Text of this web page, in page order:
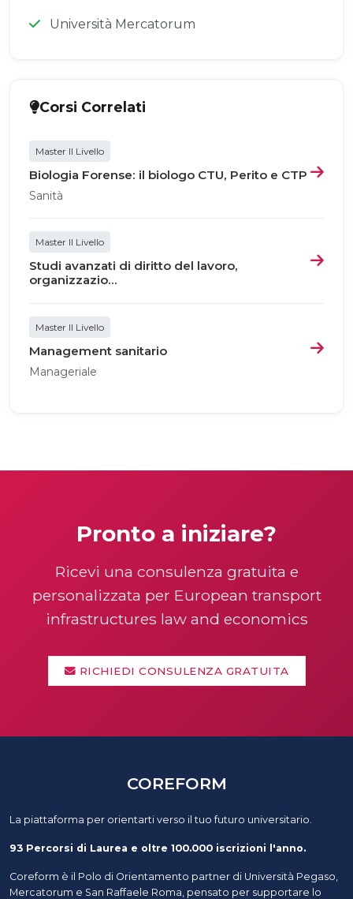
Università Mercatorum
Corsi Correlati
Master II Livello
Biologia Forense: il biologo CTU, Perito e CTP
Sanità
Master II Livello
Studi avanzati di diritto del lavoro,
organizzazio...
Master II Livello
Management sanitario
Manageriale
Pronto a iniziare?
Ricevi una consulenza gratuita e
personalizzata per European transport
infrastructures law and economics
RICHIEDI CONSULENZA GRATUITA
COREFORM
La piattaforma per orientarti verso il tuo futuro universitario.
93 Percorsi di Laurea e oltre 100.000 iscrizioni l'anno.
Coreform è il Polo di Orientamento partner di Università Pegaso,
Mercatorum e San Raffaele Roma, pensato per supportare lo